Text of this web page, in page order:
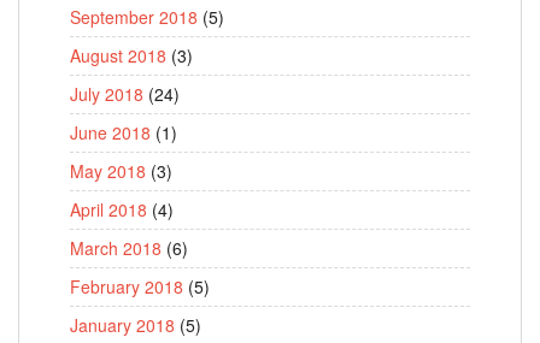
September 2018 (5)
August 2018 (3)
July 2018 (24)
June 2018 (1)
May 2018 (3)
April 2018 (4)
March 2018 (6)
February 2018 (5)
January 2018 (5)